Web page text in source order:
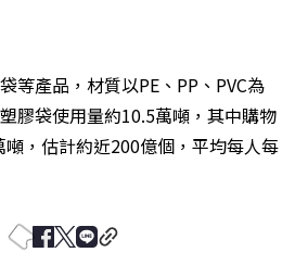
等產品，材質以PE、PP、PVC為
膠袋使用量約10.5萬噸，其中購物
，估計約近200億個，平均每人每